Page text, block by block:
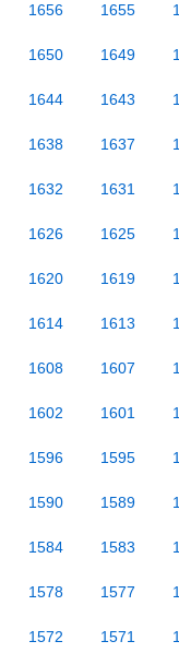
1656 1655
1650 1649
1644 1643
1638 1637
1632 1631
1626 1625
1620 1619
1614 1613
1608 1607
1602 1601
1596 1595
1590 1589
1584 1583
1578 1577
1572 1571